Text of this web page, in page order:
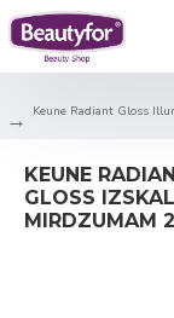
Keune Radiant Gloss
KEUNE
GLOSS
MIRDZUMAM